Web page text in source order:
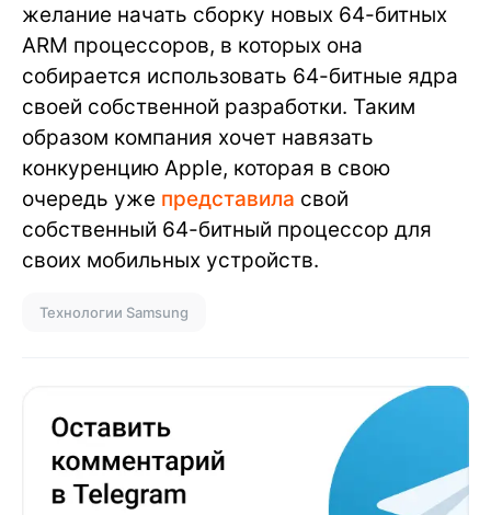
желание начать сборку новых 64-битных
ARM процессоров, в которых она
собирается использовать 64-битные ядра
своей собственной разработки. Таким
образом компания хочет навязать
конкуренцию Apple, которая в свою
очередь уже представила свой
собственный 64-битный процессор для
своих мобильных устройств.
Технологии Samsung